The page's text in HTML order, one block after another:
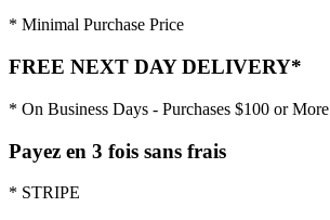
* Minimal Purchase Price
FREE NEXT DAY DELIVERY*
* On Business Days - Purchases $100 or More
Payez en 3 fois sans frais
* STRIPE